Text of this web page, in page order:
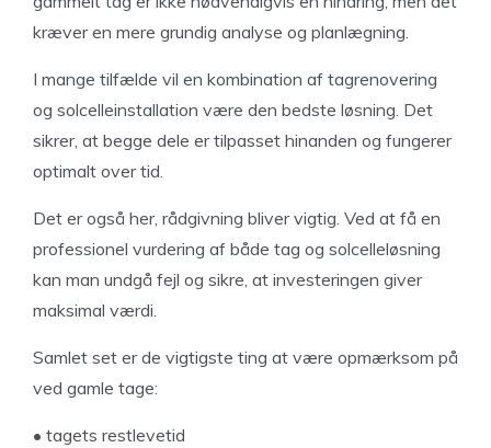
kræver en mere grundig analyse og planlægning.
I mange tilfælde vil en kombination af tagrenovering
og solcelleinstallation være den bedste løsning. Det
sikrer, at begge dele er tilpasset hinanden og fungerer
optimalt over tid.
Det er også her, rådgivning bliver vigtig. Ved at få en
professionel vurdering af både tag og solcelleløsning
kan man undgå fejl og sikre, at investeringen giver
maksimal værdi.
Samlet set er de vigtigste ting at være opmærksom på
ved gamle tage:
• tagets restlevetid